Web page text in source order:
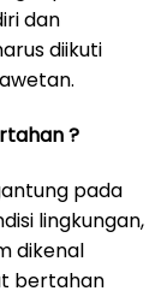
dan
diikuti
?
pada
lingkungan,
dikenal
bertahan